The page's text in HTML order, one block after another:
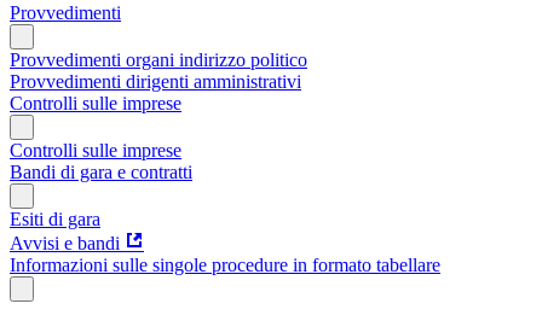
Provvedimenti
Provvedimenti organi indirizzo politico
Provvedimenti dirigenti amministrativi
Controlli sulle imprese
Controlli sulle imprese
Bandi di gara e contratti
Esiti di gara
Avvisi e bandi
Informazioni sulle singole procedure in formato tabellare